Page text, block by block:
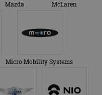
Mazda McLaren
Micro Mobility Systems